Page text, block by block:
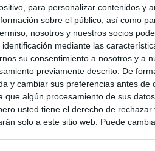
para personalizar contenidos y
sobre el público, así como
nosotros y nuestros socios
mediante las
su consentimiento a nosotros y a
previamente descrito. De
y cambiar sus preferencias antes de
que algún procesamiento de sus
usted tiene el derecho de rechazar
solo a este sitio web. Puede